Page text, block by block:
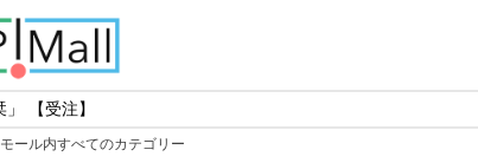
モール内すべてのカテゴリー